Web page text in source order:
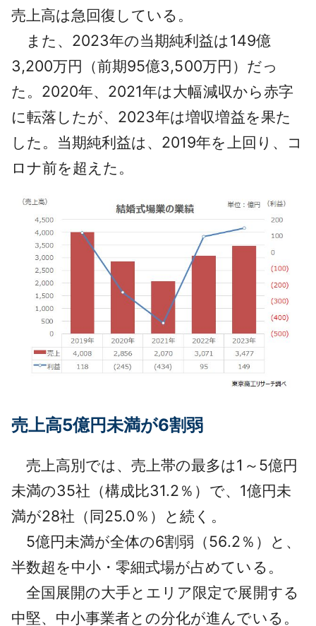
売上高は急回復している。
また、2023年の当期純利益は149億
3,200万円（前期95億3,500万円）だっ
た。2020年、2021年は大幅減収から赤字
に転落したが、2023年は増収増益を果た
した。当期純利益は、2019年を上回り、コ
ロナ前を超えた。
売上高5億円未満が6割弱
売上高別では、売上帯の最多は1～5億円
未満の35社（構成比31.2％）で、1億円未
満が28社（同25.0％）と続く。
5億円未満が全体の6割弱（56.2％）と、
半数超を中小・零細式場が占めている。
全国展開の大手とエリア限定で展開する
中堅、中小事業者との分化が進んでいる。